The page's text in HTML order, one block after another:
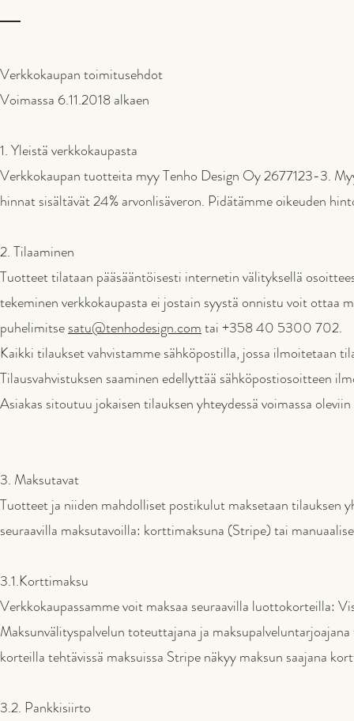
Verkkokaupan toimitusehdot
Voimassa 6.11.2018 alkaen
1. Yleistä verkkokaupasta
Verkkokaupan tuotteita myy Tenho Design Oy 2677123-3.
hinnat sisältävät 24% arvonlisäveron. Pidätämme oikeuden
2. Tilaaminen
Tuotteet tilataan pääsääntöisesti internetin välityksellä
tekeminen verkkokaupasta ei jostain syystä onnistu voit ottaa
puhelimitsesatu@tenhodesign.comtai +358 40 5300 702.
Kaikki tilaukset vahvistamme sähköpostilla, jossa
Tilausvahvistuksen saaminen edellyttää sähköpostiosoitteen
Asiakas sitoutuu jokaisen tilauksen yhteydessä voimassa
3. Maksutavat
Tuotteet ja niiden mahdolliset postikulut maksetaan tilauksen
seuraavilla maksutavoilla: korttimaksuna (Stripe) tai
3.1.Korttimaksu
Verkkokaupassamme voit maksaa seuraavilla luottokorteilla:
Maksunvälityspalvelun toteuttajana ja
korteilla tehtävissä maksuissa Stripe näkyy maksun saajana
3.2. Pankkisiirto